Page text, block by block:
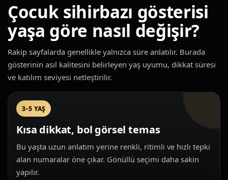
Çocuk sihirbazı gösterisi
yaşa göre nasıl değişir?
Rakip sayfalarda genellikle yalnızca süre anlatılır. Burada
gösterinin asıl kalitesini belirleyen yaş uyumu, dikkat süresi
ve katılım seviyesi netleştirilir.
3-5 YAŞ
Kısa dikkat, bol görsel temas
Bu yaşta uzun anlatım yerine renkli, ritimli ve hızlı tepki
alan numaralar öne çıkar. Gönüllü seçimi daha sakin
yapılır.